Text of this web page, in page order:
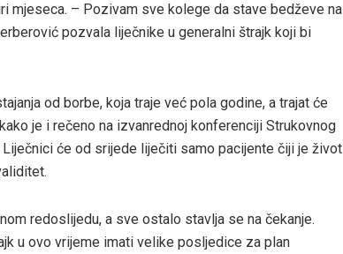
mjeseca. – Pozivam sve kolege da stave bedževe na
pozvala liječnike u generalni štrajk koji bi
od borbe, koja traje već pola godine, a trajat će
je i rečeno na izvanrednoj konferenciji Strukovnog
će od srijede liječiti samo pacijente čiji je život
redoslijedu, a sve ostalo stavlja se na čekanje.
u ovo vrijeme imati velike posljedice za plan